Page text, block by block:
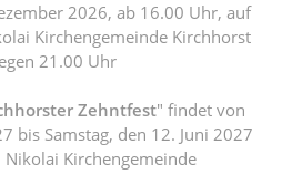
2026, ab 16.00 Uhr, auf
Kirchengemeinde Kirchhorst
21.00 Uhr
Zehntfest" findet von
bis Samstag, den 12. Juni 2027
Kirchengemeinde